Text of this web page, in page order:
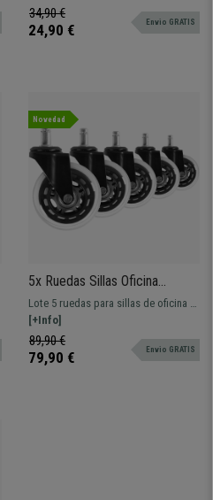
superficies. ¡Perfectas para dar un
toque de personalidad a tu silla!
34,90 €
24,90 € Envio GRATIS
Novedad
5x Ruedas Sillas Oficina
11x75mm, Diseño Moderno,
Suaves y Silenciosas,
Transparentes
Lote 5 ruedas para sillas de oficina y
sillas ergonómicas, con moderno y
juvenil diseño. Muy resistentes hasta
300kg ¡Envío gratis y entrega urgente!
[+Info]
89,90 €
79,90 € Envio GRATIS